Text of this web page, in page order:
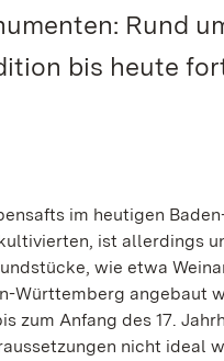
Rund
bis heute
im heutigen
ist allerdings
wie etwa
Württemberg angebaut
zum Anfang des 17.
nicht ideal